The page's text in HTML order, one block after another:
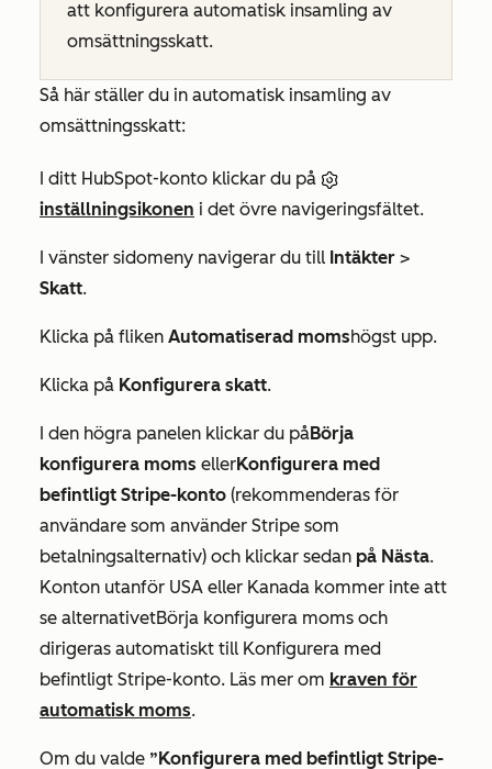
att konfigurera automatisk insamling av
omsättningsskatt.
Så här ställer du in automatisk insamling av
omsättningsskatt:
I ditt HubSpot-konto klickar du på
inställningsikonen i det övre navigeringsfältet.
I vänster sidomeny navigerar du till Intäkter >
Skatt.
Klicka på fliken Automatiserad momshögst upp.
Klicka på Konfigurera skatt.
I den högra panelen klickar du påBörja
konfigurera moms ellerKonfigurera med
befintligt Stripe-konto (rekommenderas för
användare som använder Stripe som
betalningsalternativ) och klickar sedan på Nästa.
Konton utanför USA eller Kanada kommer inte att
se alternativetBörja konfigurera moms och
dirigeras automatiskt till Konfigurera med
befintligt Stripe-konto. Läs mer om kraven för
automatisk moms.
Om du valde ”Konfigurera med befintligt Stripe-